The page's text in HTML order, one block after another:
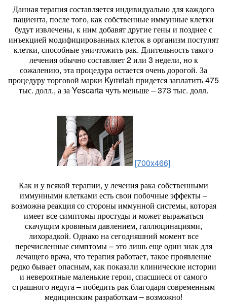
Данная терапия составляется индивидуально для каждого
пациента, после того, как собственные иммунные клетки
будут извлечены, к ним добавят другие гены и позднее с
инъекцией модифицированных клеток в организм поступят
клетки, способные уничтожить рак. Длительность такого
лечения обычно составляет 2 или 3 недели, но к
сожалению, эта процедура остается очень дорогой. За
процедуру торговой марки Kymriah придется заплатить 475
тыс. долл., а за Yescarta чуть меньше – 373 тыс. долл.
[700x466]
Как и у всякой терапии, у лечения рака собственными
иммунными клетками есть свои побочные эффекты –
возможна реакция со стороны иммунной системы, которая
имеет все симптомы простуды и может выражаться
скачущим кровяным давлением, галлюцинациями,
лихорадкой. Однако на сегодняшний момент все
перечисленные симптомы – это лишь еще один знак для
лечащего врача, что терапия работает, такое проявление
редко бывает опасным, как показали клинические истории
и невероятные маленькие герои, спасшиеся от самого
страшного недуга – победить рак благодаря современным
медицинским разработкам – возможно!